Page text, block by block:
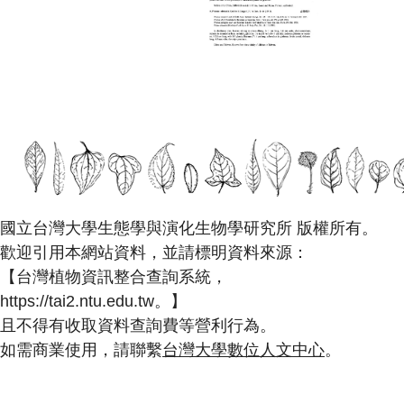
國立台灣大學生態學與演化生物學研究所 版權所有。
歡迎引用本網站資料，並請標明資料來源：
【台灣植物資訊整合查詢系統，
https://tai2.ntu.edu.tw。】
且不得有收取資料查詢費等營利行為。
如需商業使用，請聯繫台灣大學數位人文中心。